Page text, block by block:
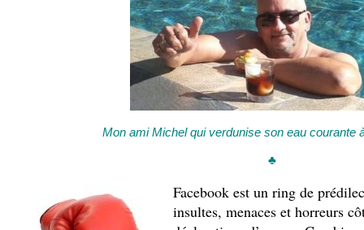
Mon ami Michel qui verdunise son eau
♣
Facebook est un ring de
insultes, menaces et horreurs